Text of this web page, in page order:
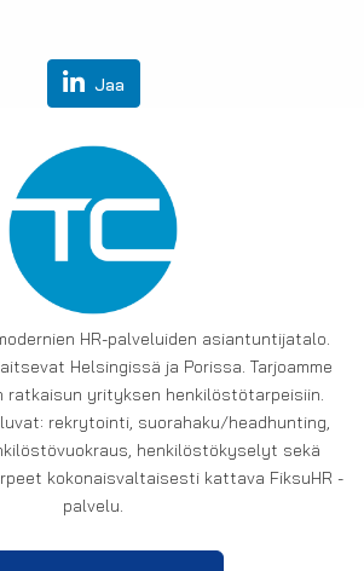
Jaa
HR-palveluiden asiantuntijatalo.
Helsingissä ja Porissa. Tarjoamme
ratkaisun yrityksen henkilöstötarpeisiin.
rekrytointi, suorahaku/headhunting,
henkilöstökyselyt sekä
kokonaisvaltaisesti kattava FiksuHR -
palvelu.